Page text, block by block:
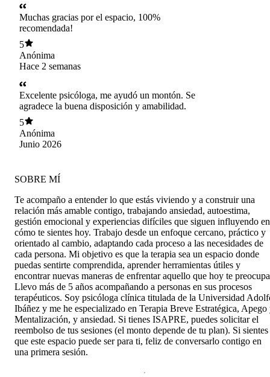
Muchas gracias por el espacio, 100%
recomendada!
5
Anónima
Hace 2 semanas
Excelente psicóloga, me ayudó un montón. Se
agradece la buena disposición y amabilidad.
5
Anónima
Junio 2026
SOBRE MÍ
Te acompaño a entender lo que estás viviendo y a construir una
relación más amable contigo, trabajando ansiedad, autoestima,
gestión emocional y experiencias difíciles que siguen influyendo en
cómo te sientes hoy. Trabajo desde un enfoque cercano, práctico y
orientado al cambio, adaptando cada proceso a las necesidades de
cada persona. Mi objetivo es que la terapia sea un espacio donde
puedas sentirte comprendida, aprender herramientas útiles y
encontrar nuevas maneras de enfrentar aquello que hoy te
Llevo más de 5 años acompañando a personas en sus procesos
terapéuticos. Soy psicóloga clínica titulada de la Universidad
Ibáñez y me he especializado en Terapia Breve Estratégica, Apego
Mentalización, y ansiedad. Si tienes ISAPRE, puedes solicitar el
reembolso de tus sesiones (el monto depende de tu plan). Si sientes
que este espacio puede ser para ti, feliz de conversarlo contigo en
una primera sesión.